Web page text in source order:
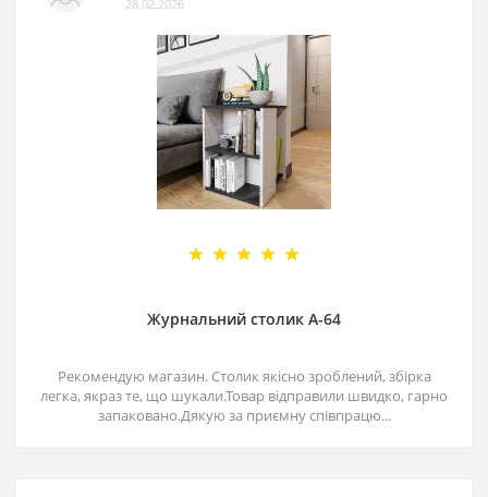
28.02.2026
Журнальний столик А-64
Рекомендую магазин. Столик якісно зроблений, збірка
легка, якраз те, що шукали.Товар відправили швидко, гарно
запаковано.Дякую за приємну співпрацю...